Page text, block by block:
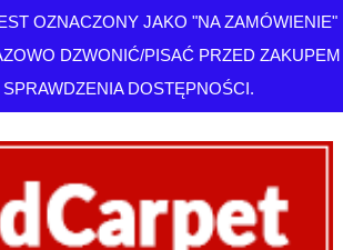
OZNACZONY JAKO "NA ZAMÓWIENIE"
DZWONIĆ/PISAĆ PRZED ZAKUPEM
DOSTĘPNOŚCI.